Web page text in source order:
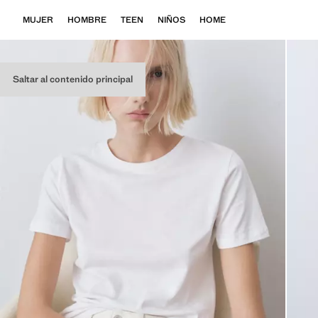
Saltar al contenido principal
MUJER HOMBRE TEEN NIÑOS HOME